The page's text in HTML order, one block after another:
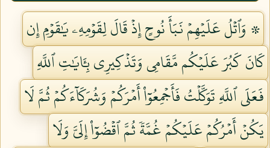
۞ وَٱتۡلُ عَلَيۡهِمۡ نَبَأَ نُوحٍ إِذۡ قَالَ لِقَوۡمِهِۦ يَٰقَوۡمِ إِن
كَانَ كَبُرَ عَلَيۡكُم مَّقَامِي وَتَذۡكِيرِي بِـَٔايَٰتِ ٱللَّهِ
فَعَلَى ٱللَّهِ تَوَكَّلۡتُ فَأَجۡمِعُوٓاْ أَمۡرَكُمۡ وَشُرَكَآءَكُمۡ ثُمَّ لَا
يَكُنۡ أَمۡرُكُمۡ عَلَيۡكُمۡ غُمَّةٗ ثُمَّ ٱقۡضُوٓاْ إِلَيَّ وَلَا